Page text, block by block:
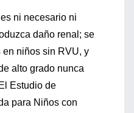
ni necesario ni
daño renal; se
en niños sin RVU, y
alto grado nunca
Estudio de
para Niños con